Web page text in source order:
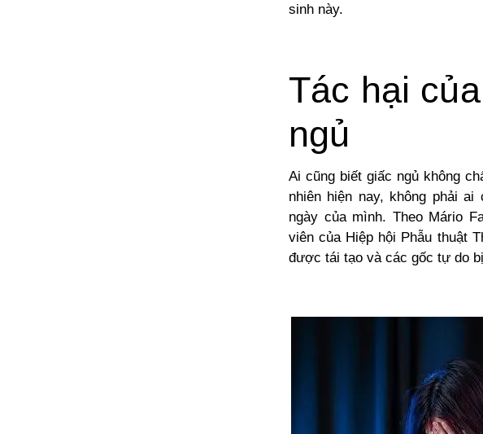
sinh này.
Tác hại
ngủ
Ai cũng biết giấc ngủ không
nhiên hiện nay, không phải
ngày của mình. Theo Mário
viên của Hiệp hội Phẫu thuật
được tái tạo và các gốc tự do